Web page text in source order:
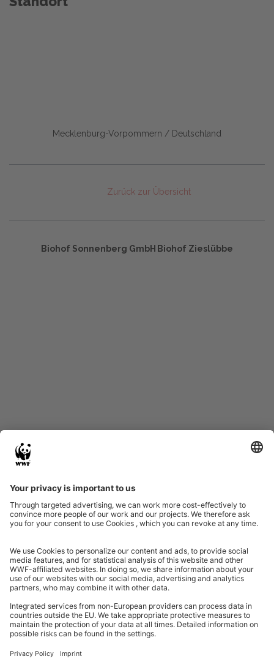
Zurück zur Übersicht
Mecklenburg-Vorpommern / Deutschland
Biohof Zieslübbe
Biohof Sonnenberg GmbH
Eine Initiative von
Partner & Auszeichnungen
Ein Projekt der Aktionsplattform von Unternehmen Biologische Vielfalt 2020